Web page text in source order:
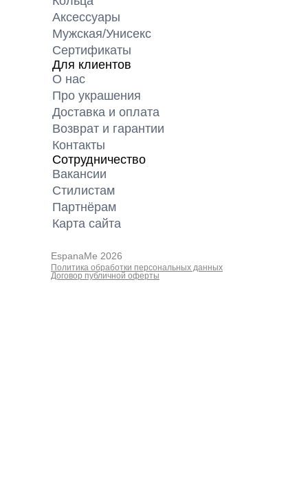
Аксессуары
Мужская/Унисекс
Сертификаты
Для клиентов
О нас
Про украшения
Доставка и оплата
Возврат и гарантии
Контакты
Сотрудничество
Вакансии
Cтилистам
Партнёрам
Карта cайта
EspanaMe 2026
Политика обработки персональных данных
Договор публичной оферты